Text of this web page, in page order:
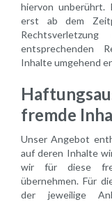
hiervon unberührt.
erst ab dem
entsprechenden
Inhalte umgehend
fremde
Unser Angebot
auf deren Inhalte
wir für diese
übernehmen. Für
der jeweilige